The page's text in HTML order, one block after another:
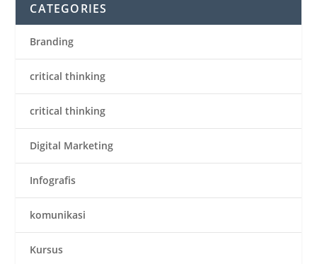
CATEGORIES
Branding
critical thinking
critical thinking
Digital Marketing
Infografis
komunikasi
Kursus